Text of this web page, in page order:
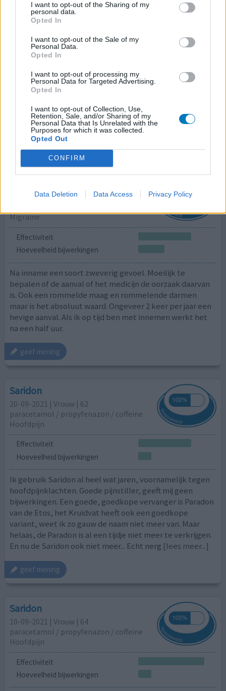
I want to opt-out of the Sharing of my
personal data.
Opted In
I want to opt-out of the Sale of my
Personal Data.
Opted In
I want to opt-out of processing my
Personal Data for Targeted Advertising.
Opted In
I want to opt-out of Collection, Use,
Retention, Sale, and/or Sharing of my
Personal Data that Is Unrelated with the
Purposes for which it was collected.
Opted Out
CONFIRM
Data Deletion Data Access Privacy Policy
Effectiviteit
Hoeveelheid bijwerkingen
jarenlang dit product gebruikt en ben er zeer ernstig aan
verslaafd geweest jarenlang de arts heeft dit toegelaten
moment achter op mijn hoofd kaal ben geworden het
afkicken was een hel daarom kijk uit met dit middel. Ik
kunnen laten lossen door op langere termijn een
meer...]
geef mening
24-09-2021 | Vrouw | 26
Migraine
Effectiviteit
Hoeveelheid bijwerkingen
Na inname een soort zweverig gevoel. Moeilijk te
bepalen of de aanval of het medicijn de oorzaak daarvan
is. Ook een rommelde maag en rommelende darmen
maar is het absoluut waard. Ongeveer 2 keer per jaar een
hevige aanval. Als ik op tijd ben met innemen werkt het
na een half uur.
geef mening
Saridon
20-09-2021 | Vrouw | 62
paracetamol / propyfenazon / coffeine
Hoofdpijn
Effectiviteit
Hoeveelheid bijwerkingen
Ik gebruik Saridon al heel wat jaren, voornamelijk tegen
hoofdpijnklachten. Goede pijnstiller, geeft mij geen
bijwerkingen. Een goede, goedkope vervanger is Paradon
van de Etos, het Kruidvat heeft ook een goedkope
variant, weet ik zo gauw de naam niet meer van. Maar
helaas, de Paradon is al een tijdje niet meer te verkrijgen.
En nu de Saridon ook niet meer... Echt nerg [lees meer...]
geef mening
Saridon
10-09-2021 | Vrouw | 64
paracetamol / propyfenazon / coffeine
Hoofdpijn
Effectiviteit
Hoeveelheid bijwerkingen